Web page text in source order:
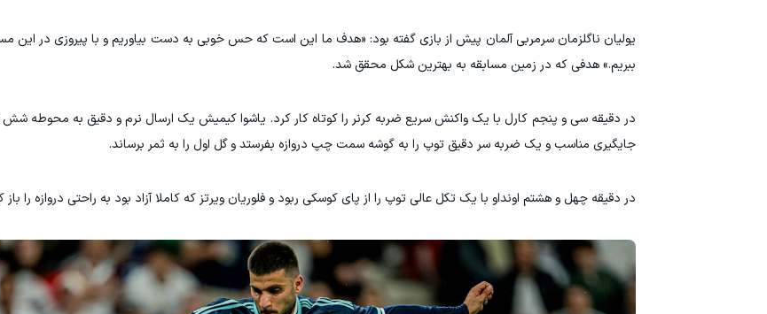
‫یولیان ناگلزمان سرمربی آلمان پیش از بازی گفته بود: «هدف ما این است که حس خوبی به دست بیاوریم و با پیروزی در این
ببریم.» هدفی که در زمین مسابقه به بهترین شکل محقق شد.
‫در دقیقه سی و پنجم کارل با یک واکنش سریع ضربه کرنر را کوتاه کار کرد. یاشوا کیمیش یک ارسال نرم و دقیق به محوطه شش
جایگیری مناسب و یک ضربه سر دقیق توپ را به گوشه سمت چپ دروازه بفرستد و گل اول را به ثمر برساند.
‫در دقیقه چهل و هشتم اونداو با یک تکل عالی توپ را از پای کوسکی ربود و فلوریان ویرتز که کاملا آزاد بود به راحتی دروازه را باز